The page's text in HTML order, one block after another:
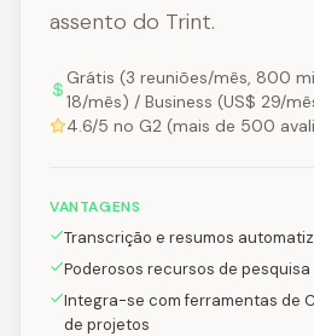
assento do Trint.
Grátis (3 reuniões/mês, 800
18/mês) / Business (US$ 29/
4.6/5 no G2 (mais de 500
VANTAGENS
Transcrição e resumos
Poderosos recursos de
Integra-se com ferramentas de
de projetos